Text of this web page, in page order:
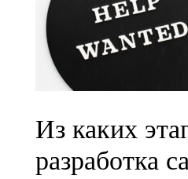
Из каких
разработка